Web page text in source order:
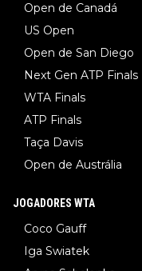
Open de Canadá
US Open
Open de San Diego
Next Gen ATP Finals
WTA Finals
ATP Finals
Taça Davis
Open de Austrália
JOGADORES WTA
Coco Gauff
Iga Swiatek